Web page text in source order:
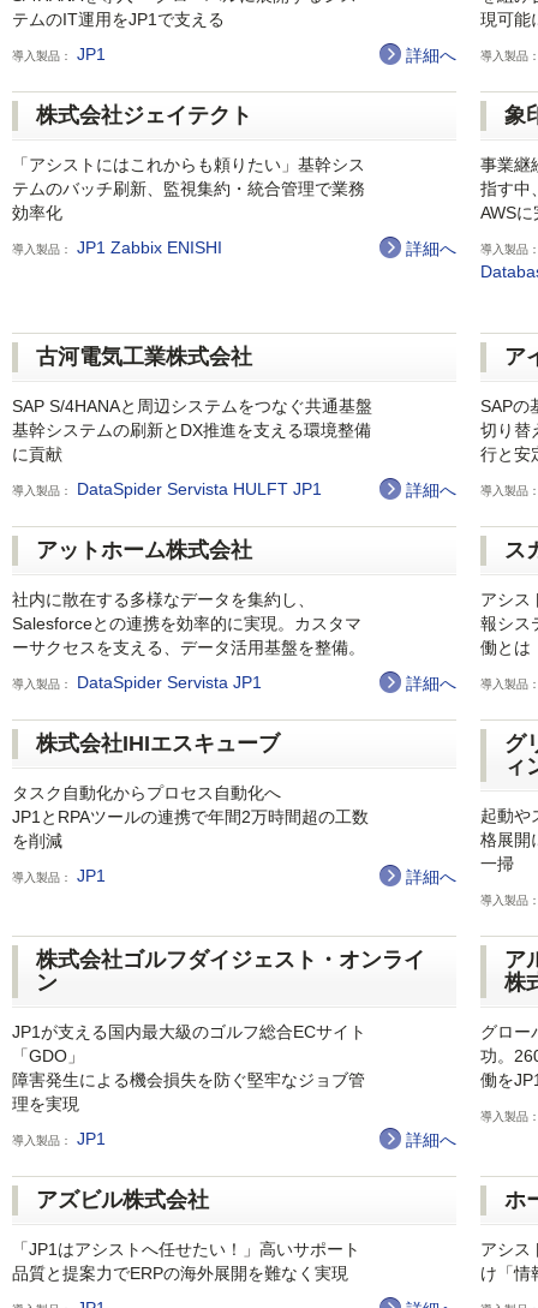
テムのIT運用をJP1で支える
導入製品： JP1 詳細へ
現可能
導入製品
株式会社ジェイテクト
「アシストにはこれからも頼りたい」基幹シス
テムのバッチ刷新、監視集約・統合管理で業務
効率化
導入製品： JP1 Zabbix ENISHI 詳細へ
象
事業継
指す中
AWS
導入製品
古河電気工業株式会社
SAP S/4HANAと周辺システムをつなぐ共通基盤
基幹システムの刷新とDX推進を支える環境整備
に貢献
導入製品： DataSpider Servista HULFT JP1 詳細へ
ア
SAPの
切り替
行と安
導入製品
アットホーム株式会社
社内に散在する多様なデータを集約し、
Salesforceとの連携を効率的に実現。カスタマ
ーサクセスを支える、データ活用基盤を整備。
導入製品： DataSpider Servista JP1 詳細へ
ス
アシス
報シス
働とは
導入製品
株式会社IHIエスキューブ
タスク自動化からプロセス自動化へ
JP1とRPAツールの連携で年間2万時間超の工数
を削減
導入製品： JP1 詳細へ
グ
ィ
起動や
格展開
一掃
導入製品
株式会社ゴルフダイジェスト・オンライ
ン
JP1が支える国内最大級のゴルフ総合ECサイト
「GDO」
障害発生による機会損失を防ぐ堅牢なジョブ管
理を実現
導入製品： JP1 詳細へ
ア
株
グロー
功。
働を
導入製品
アズビル株式会社
「JP1はアシストへ任せたい！」高いサポート
品質と提案力でERPの海外展開を難なく実現
ホ
アシス
け「情